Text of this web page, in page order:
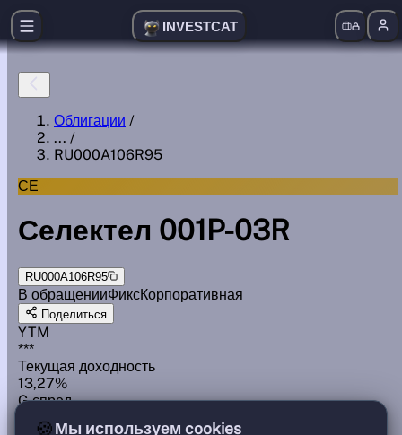
INVESTCAT
Облигации /
... /
RU000A106R95
СЕ
Селектел 001P-03R
RU000A106R95
В обращенииФиксКорпоративная
Поделиться
YTM
***
Текущая доходность
13,27%
G спред
🍪Мы используем cookies